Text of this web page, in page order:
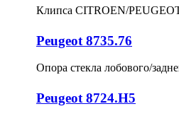
Клипса CITROEN/
Peugeot 8735.76
Опора стекла лобового/
Peugeot 8724.H5